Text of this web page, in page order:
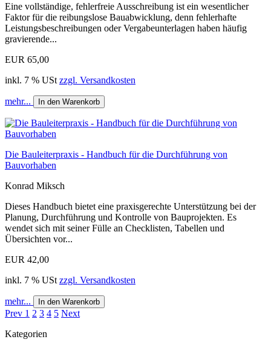
Eine vollständige, fehlerfreie Ausschreibung ist ein wesentlicher
Faktor für die reibungslose Bauabwicklung, denn fehlerhafte
Leistungsbeschreibungen oder Vergabeunterlagen haben häufig
gravierende...
EUR 65,00
inkl. 7 % USt zzgl. Versandkosten
mehr... In den Warenkorb
Die Bauleiterpraxis - Handbuch für die Durchführung von
Bauvorhaben
Konrad Miksch
Dieses Handbuch bietet eine praxisgerechte Unterstützung bei der
Planung, Durchführung und Kontrolle von Bauprojekten. Es
wendet sich mit seiner Fülle an Checklisten, Tabellen und
Übersichten vor...
EUR 42,00
inkl. 7 % USt zzgl. Versandkosten
mehr... In den Warenkorb
Prev 1 2 3 4 5 Next
Kategorien